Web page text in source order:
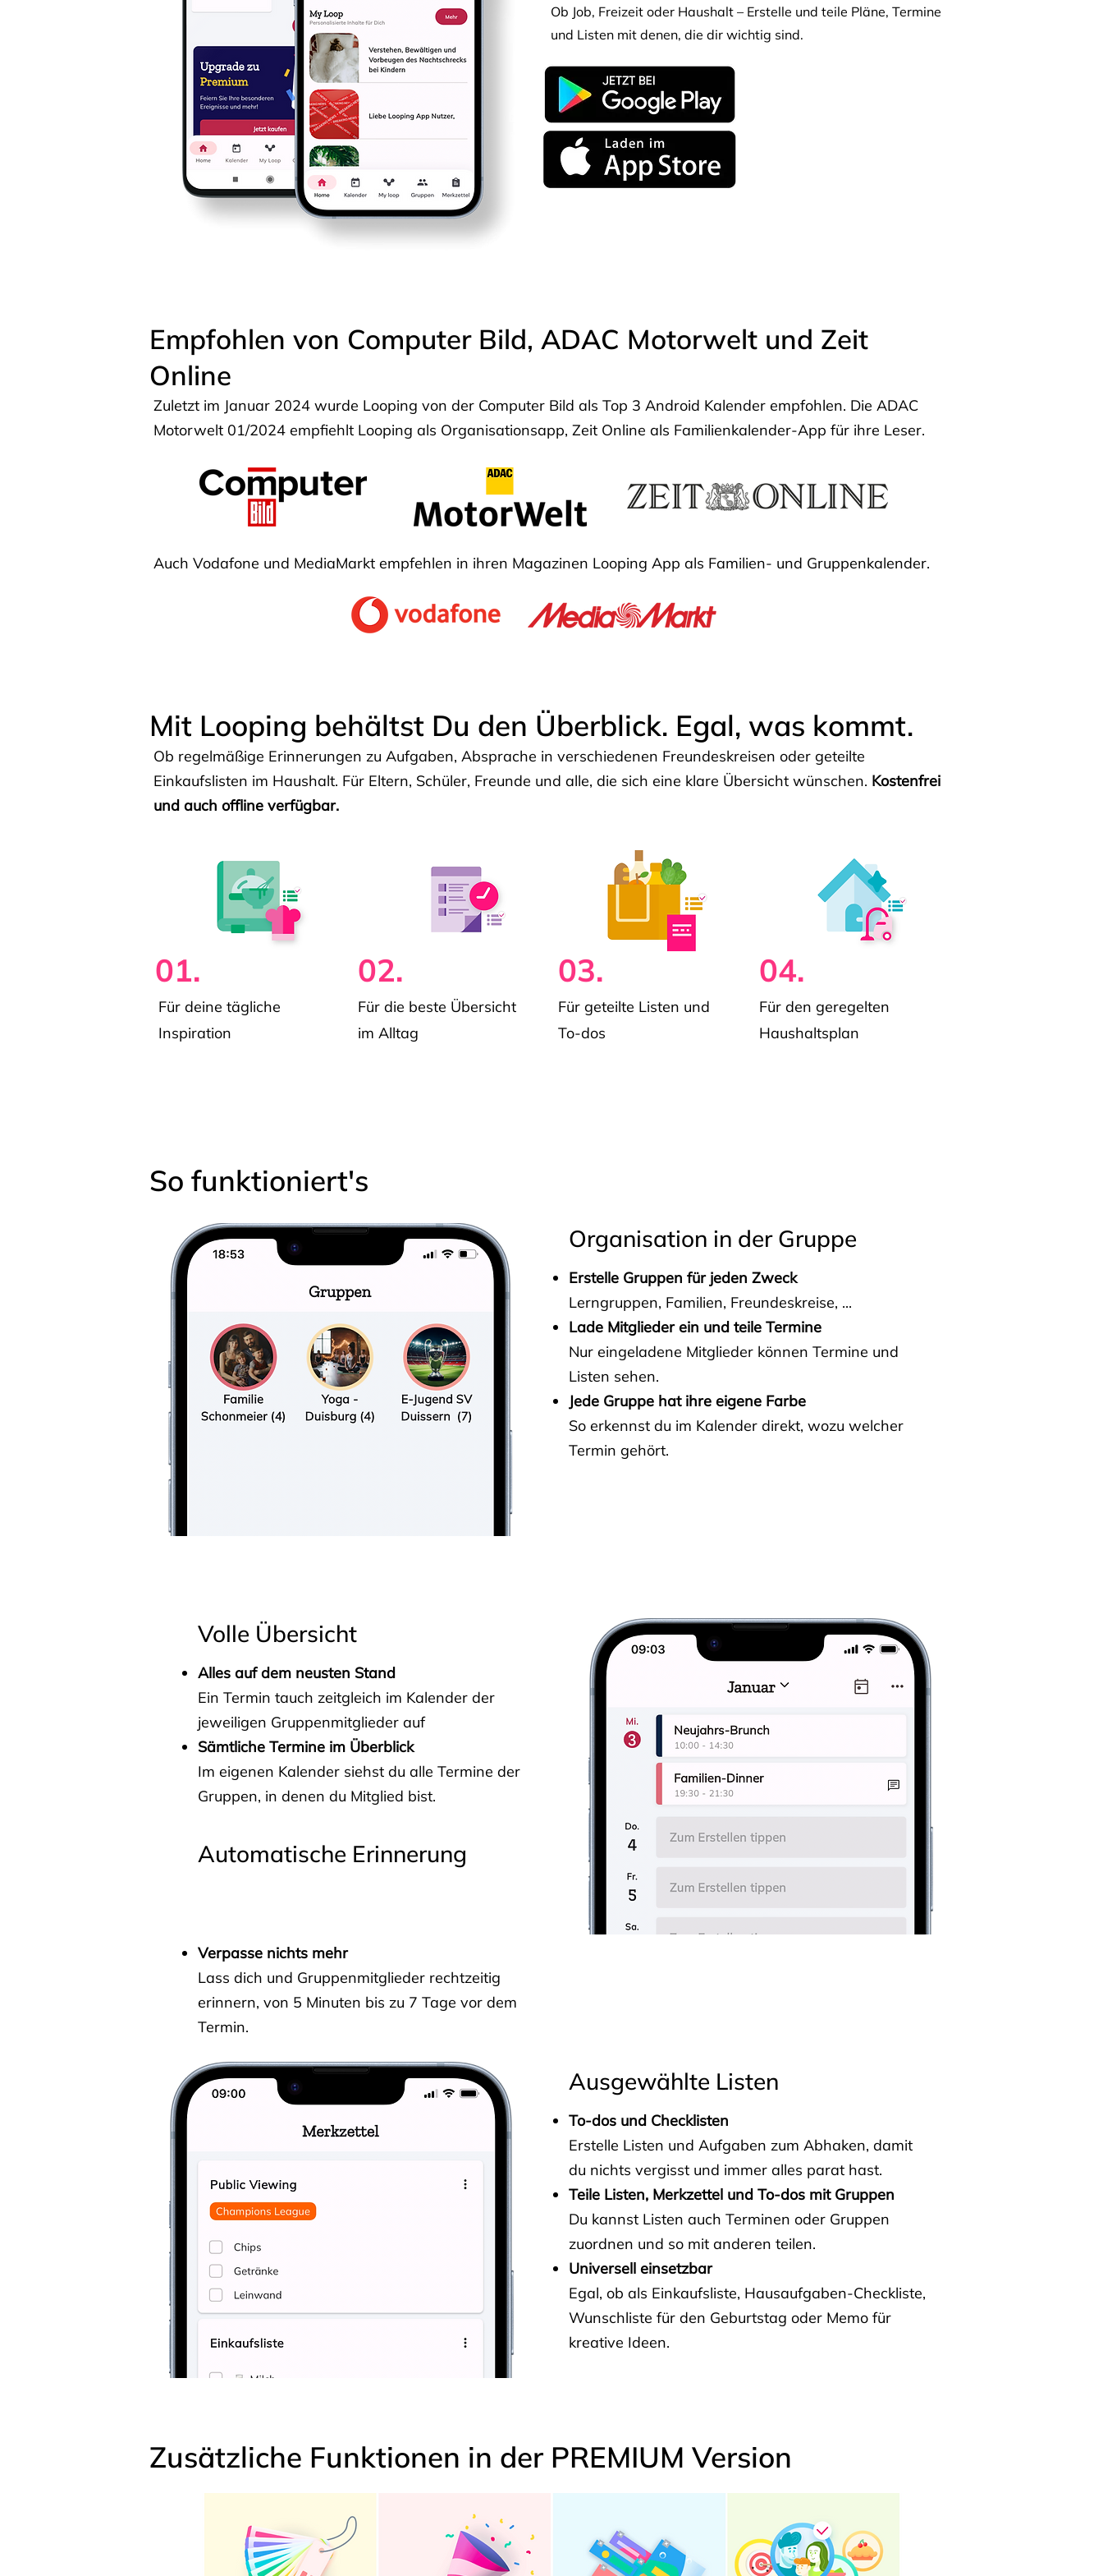
Ob Job, Freizeit oder Haushalt – Erstelle und teile Pläne, Termine
und Listen mit denen, die dir wichtig sind.
Empfohlen von Computer Bild, ADAC Motorwelt und Zeit
Online
Zuletzt im Januar 2024 wurde Looping von der Computer Bild als Top 3 Android Kalender empfohlen. Die ADAC
Motorwelt 01/2024 empfiehlt Looping als Organisationsapp, Zeit Online als Familienkalender-App für ihre Leser.
Auch Vodafone und MediaMarkt empfehlen in ihren Magazinen Looping App als Familien- und Gruppenkalender.
Mit Looping behältst Du den Überblick. Egal, was kommt.
Ob regelmäßige Erinnerungen zu Aufgaben, Absprache in verschiedenen Freundeskreisen oder geteilte
Einkaufslisten im Haushalt. Für Eltern, Schüler, Freunde und alle, die sich eine klare Übersicht wünschen. Kostenfrei
und auch offline verfügbar.
01.
Für deine tägliche
Inspiration
02.
Für die beste Übersicht
im Alltag
03.
Für geteilte Listen und
To-dos
04.
Für den geregelten
Haushaltsplan
So funktioniert's
Organisation in der Gruppe
Erstelle Gruppen für jeden Zweck
Lerngruppen, Familien, Freundeskreise, ...
Lade Mitglieder ein und teile Termine
Nur eingeladene Mitglieder können Termine und
Listen sehen.
Jede Gruppe hat ihre eigene Farbe
So erkennst du im Kalender direkt, wozu welcher
Termin gehört.
Volle Übersicht
Alles auf dem neusten Stand
Ein Termin tauch zeitgleich im Kalender der
jeweiligen Gruppenmitglieder auf
Sämtliche Termine im Überblick
Im eigenen Kalender siehst du alle Termine der
Gruppen, in denen du Mitglied bist.
Automatische Erinnerung
Verpasse nichts mehr
Lass dich und Gruppenmitglieder rechtzeitig
erinnern, von 5 Minuten bis zu 7 Tage vor dem
Termin.
Ausgewählte Listen
To-dos und Checklisten
Erstelle Listen und Aufgaben zum Abhaken, damit
du nichts vergisst und immer alles parat hast.
Teile Listen, Merkzettel und To-dos mit Gruppen
Du kannst Listen auch Terminen oder Gruppen
zuordnen und so mit anderen teilen.
Universell einsetzbar
Egal, ob als Einkaufsliste, Hausaufgaben-Checkliste,
Wunschliste für den Geburtstag oder Memo für
kreative Ideen.
Zusätzliche Funktionen in der PREMIUM Version